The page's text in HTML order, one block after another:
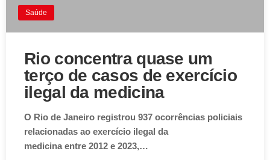
Saúde
Rio concentra quase um
terço de casos de exercício
ilegal da medicina
O Rio de Janeiro registrou 937 ocorrências policiais
relacionadas ao exercício ilegal da
medicina entre 2012 e 2023,…